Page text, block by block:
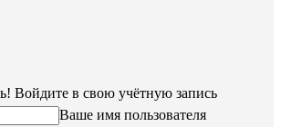
Войдите в свою учётную запись
Ваше имя пользователя